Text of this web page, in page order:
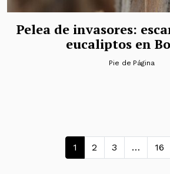
Pelea de invasores:
eucaliptos en
Pie de Página
Navegación
1 2 3 … 16